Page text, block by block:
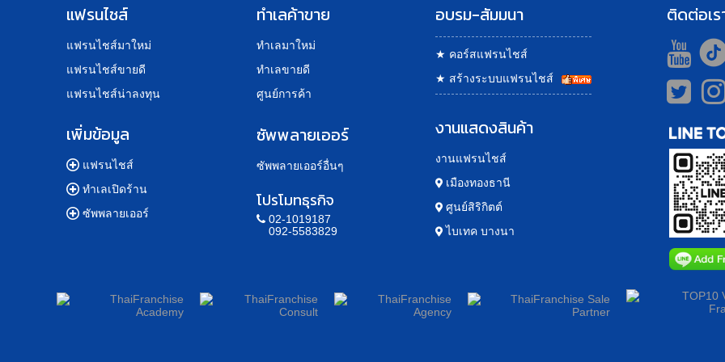
แฟรนไชส์
แฟรนไชส์มาใหม่
แฟรนไชส์ขายดี
แฟรนไชส์น่าลงทุน
เพิ่มข้อมูล
แฟรนไชส์
ทำเลเปิดร้าน
ซัพพลายเออร์
ทำเลค้าขาย
ทำเลมาใหม่
ทำเลขายดี
ศูนย์การค้า
ซัพพลายเออร์
ซัพพลายเออร์อื่นๆ
โปรโมทธุรกิจ
02-1019187
092-5583829
อบรม-สัมมนา
★ คอร์สแฟรนไชส์
★ สร้างระบบแฟรนไชส์
งานแสดงสินค้า
งานแฟรนไชส์
เมืองทองธานี
ศูนย์สิริกิตต์
ไบเทค บางนา
ติดต่อเร